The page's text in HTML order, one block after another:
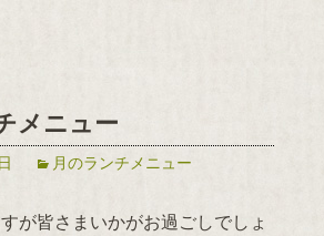
メニュー
月のランチメニュー
が皆さまいかがお過ごしでしょ